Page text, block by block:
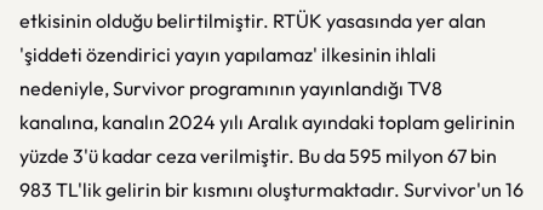
etkisinin olduğu belirtilmiştir. RTÜK yasasında yer alan
'şiddeti özendirici yayın yapılamaz' ilkesinin ihlali
nedeniyle, Survivor programının yayınlandığı TV8
kanalına, kanalın 2024 yılı Aralık ayındaki toplam gelirinin
yüzde 3'ü kadar ceza verilmiştir. Bu da 595 milyon 67 bin
983 TL'lik gelirin bir kısmını oluşturmaktadır. Survivor'un 16